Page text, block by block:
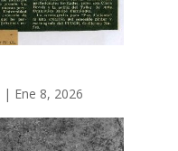
| Ene 8, 2026